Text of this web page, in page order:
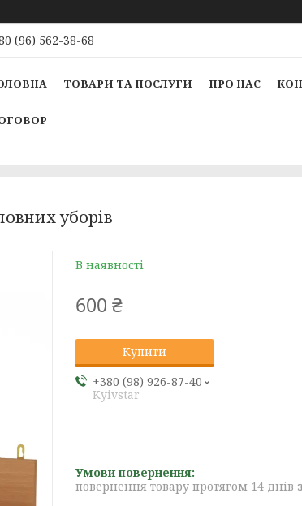
(96) 562-38-68
ТОВАРИ ТА ПОСЛУГИ ПРО НАС
уборів
В наявності
600 ₴
Купити
+380 (98) 926-87-40
Kyivstar
повернення товару протягом 14 днів